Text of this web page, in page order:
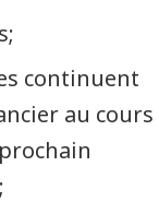
continuent
au cours